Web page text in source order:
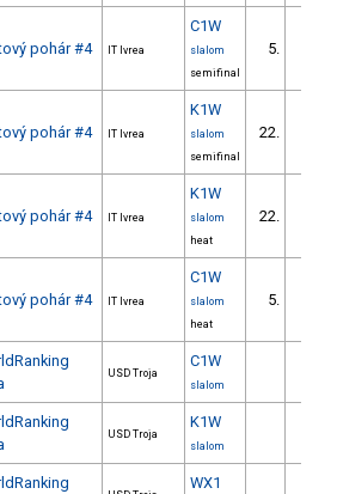
pohár #4 IT Ivrea
C1W
slalom
semifinal
5.
pohár #4 IT Ivrea
K1W
slalom
semifinal
22.
pohár #4 IT Ivrea
K1W
slalom
heat
22.
pohár #4 IT Ivrea
C1W
slalom
heat
5.
USD Troja
C1W
slalom
USD Troja
K1W
slalom
WX1